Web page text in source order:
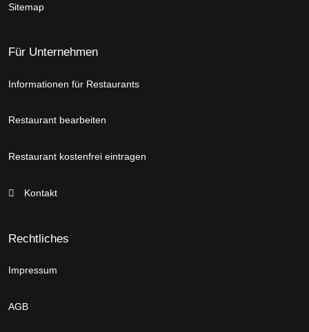
Sitemap
Für Unternehmen
Informationen für Restaurants
Restaurant bearbeiten
Restaurant kostenfrei eintragen
Kontakt
Rechtliches
Impressum
AGB